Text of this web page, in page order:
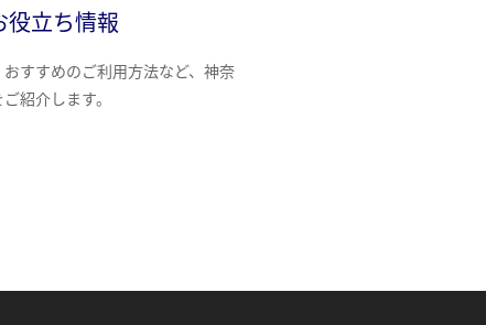
役立ち情報
すすめのご利用方法など、神奈
紹介します。